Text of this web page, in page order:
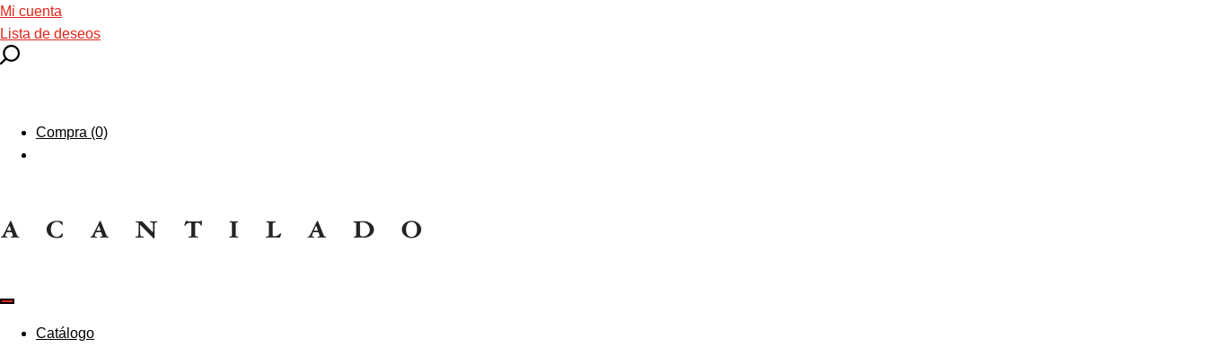
Mi cuenta
Lista de deseos
Compra (0)
Catálogo